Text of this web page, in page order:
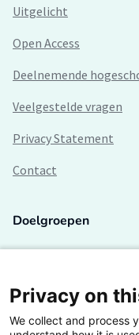
Uitgelicht
Open Access
Deelnemende
Veelgestelde vragen
Privacy Statement
Contact
Doelgroepen
Lectoren en
Bedrijven
Privacy on
We collect and process